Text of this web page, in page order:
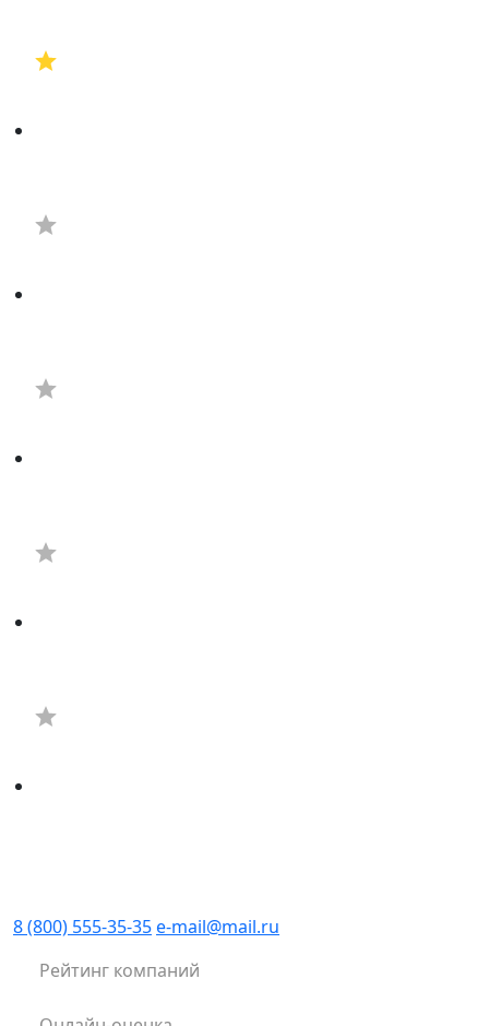
Рейтинг компаний
8 (800) 555-35-35e-mail@mail.ru